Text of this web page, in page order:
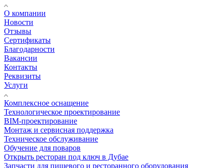
О компании
Новости
Отзывы
Сертификаты
Благодарности
Вакансии
Контакты
Реквизиты
Услуги
Комплексное оснащение
Технологическое проектирование
BIM-проектирование
Монтаж и сервисная поддержка
Техническое обслуживание
Обучение для поваров
Открыть ресторан под ключ в Дубае
Запчасти для пищевого и ресторанного оборудования